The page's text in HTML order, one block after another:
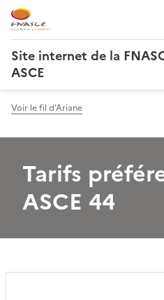
Site internet de la
ASCE
Voir le fil d'Ariane
Tarifs
ASCE 44